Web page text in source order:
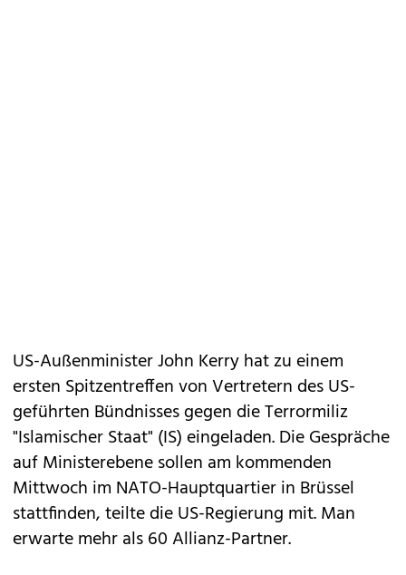
US-Außenminister John Kerry hat zu einem
ersten Spitzentreffen von Vertretern des US-
geführten Bündnisses gegen die Terrormiliz
"Islamischer Staat" (IS) eingeladen. Die Gespräche
auf Ministerebene sollen am kommenden
Mittwoch im NATO-Hauptquartier in Brüssel
stattfinden, teilte die US-Regierung mit. Man
erwarte mehr als 60 Allianz-Partner.